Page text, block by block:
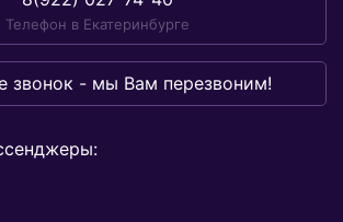
Телефон в Екатеринбурге
звонок - мы Вам перезвоним!